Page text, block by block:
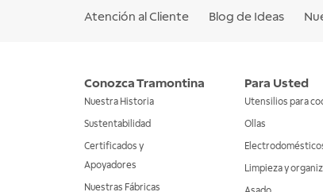
Atención al Cliente Blog de Ideas
Conozca Tramontina
Nuestra Historia
Sustentabilidad
Certificados y
Apoyadores
Nuestras Fábricas
Para Usted
Utensilios para
Ollas
Limpieza y